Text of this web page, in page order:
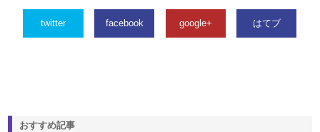
twitter facebook google+ はてブ
おすすめ記事